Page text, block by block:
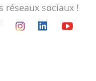
réseaux sociaux !